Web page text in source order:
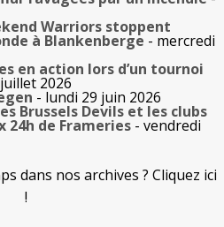
Warriors stoppent
à Blankenberge - mercredi
en action lors d’un tournoi
2026
- lundi 29 juin 2026
Brussels Devils et les clubs
24h de Frameries - vendredi
dans nos archives ? Cliquez ici
!